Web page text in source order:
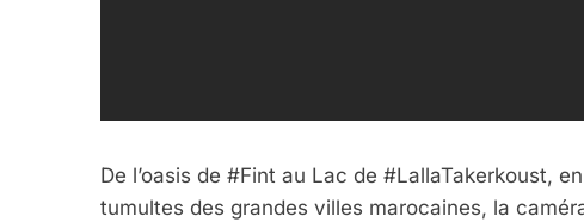
De l’oasis de #Fint au Lac de #LallaTakerkoust,
tumultes des grandes villes marocaines, la